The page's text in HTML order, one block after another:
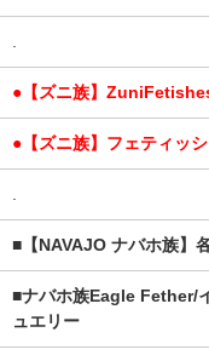
.
●【ズニ族】
●【ズニ族】フェティッ
.
■【NAVAJO ナバホ族】
■ナバホ族Eagle Fether/
ュエリー